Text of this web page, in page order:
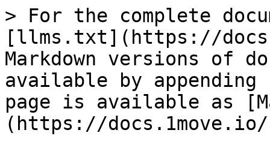
> For the complete
[llms.txt](https://
Markdown versions of
available by
page is available as
(https://